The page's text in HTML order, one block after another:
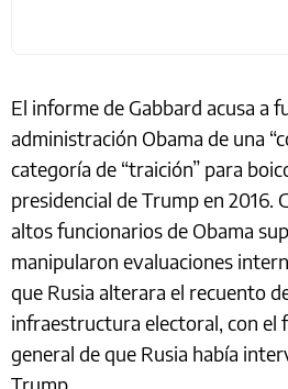
El informe de Gabbard acusa a
administración Obama de una
categoría de “traición” para
presidencial de Trump en 2016.
altos funcionarios de Obama
manipularon evaluaciones
que Rusia alterara el recuento
infraestructura electoral, con el
general de que Rusia había